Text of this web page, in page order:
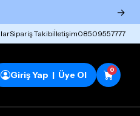
→
Sipariş Takibiİletişim08509557777
Giriş Yap | Üye Ol 0